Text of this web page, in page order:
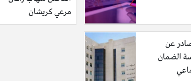
الانترنت
الرسمية، والتي تقدم فرص وظائف للعمل في الاردن،
المتاحه في الموقع.
مرعي كريشان
عن
الضمان